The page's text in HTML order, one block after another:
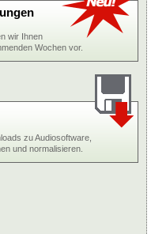
wir Ihnen
Wochen vor.
zu Audiosoftware,
und normalisieren.